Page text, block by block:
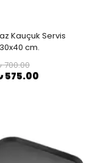
Kauçuk Servis
cm.
700.00
575.00